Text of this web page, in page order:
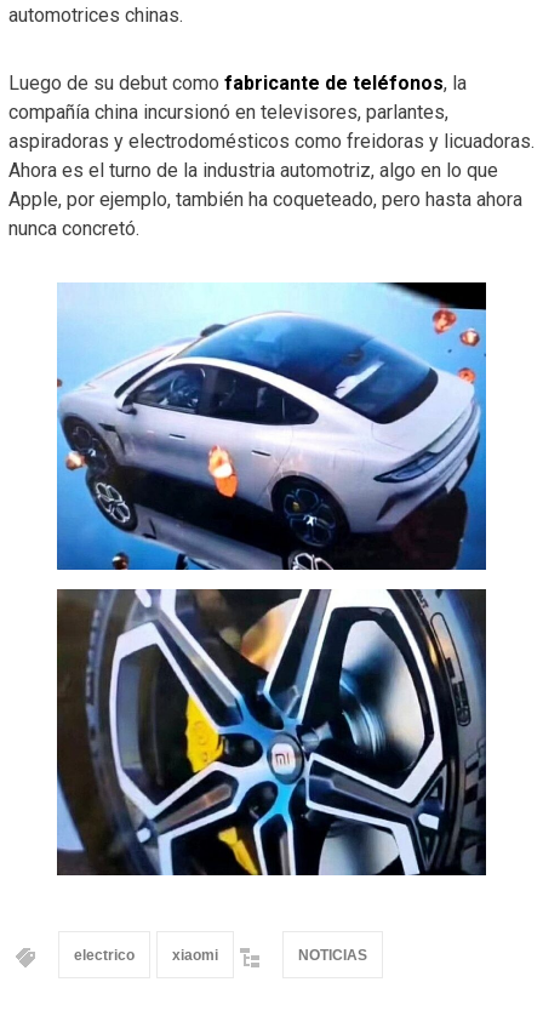
automotrices chinas.
Luego de su debut como fabricante de teléfonos, la
compañía china incursionó en televisores, parlantes,
aspiradoras y electrodomésticos como freidoras y licuadoras.
Ahora es el turno de la industria automotriz, algo en lo que
Apple, por ejemplo, también ha coqueteado, pero hasta ahora
nunca concretó.
electrico xiaomi NOTICIAS